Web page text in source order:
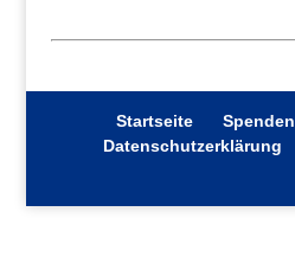
Startseite Spenden
Datenschutzerklärung